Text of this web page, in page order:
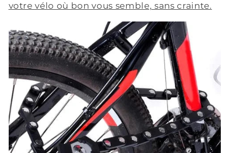
votre vélo où bon vous semble, sans crainte.